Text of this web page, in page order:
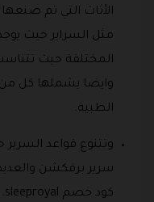
الأثاث التي تم
مثل السراير حيث
المختلفة حيث
وايضا يشملها كل
الطبية.
وتتنوع قواعد السرير
سرير برفكشن والعديد
كود خصم sleeproyal.